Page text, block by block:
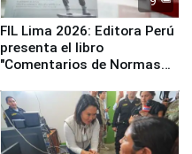
FIL Lima 2026: Editora Perú
presenta el libro
"Comentarios de Normas
Derecho Colectivo"